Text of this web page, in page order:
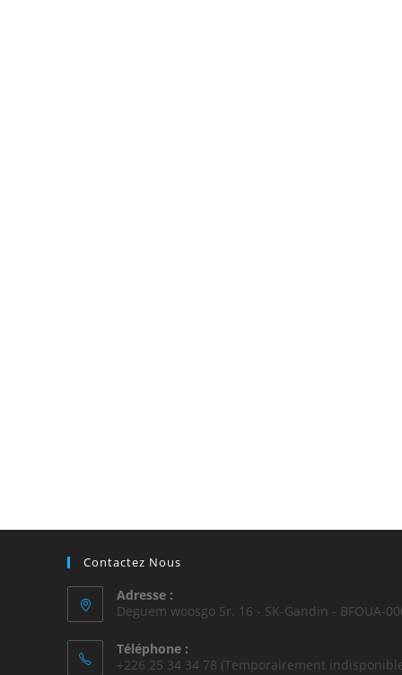
Contactez Nous
Adresse :
Deguem woosgo Sr. 16 - SK-Gandin - BFOUA-
Téléphone :
+226 25 34 34 78 (Temporairement